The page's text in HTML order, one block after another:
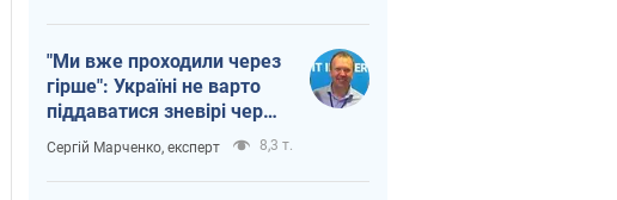
"Ми вже проходили через
гірше": Україні не варто
піддаватися зневірі через
ракетний терор
Сергій Марченко, експерт 8,3 т.